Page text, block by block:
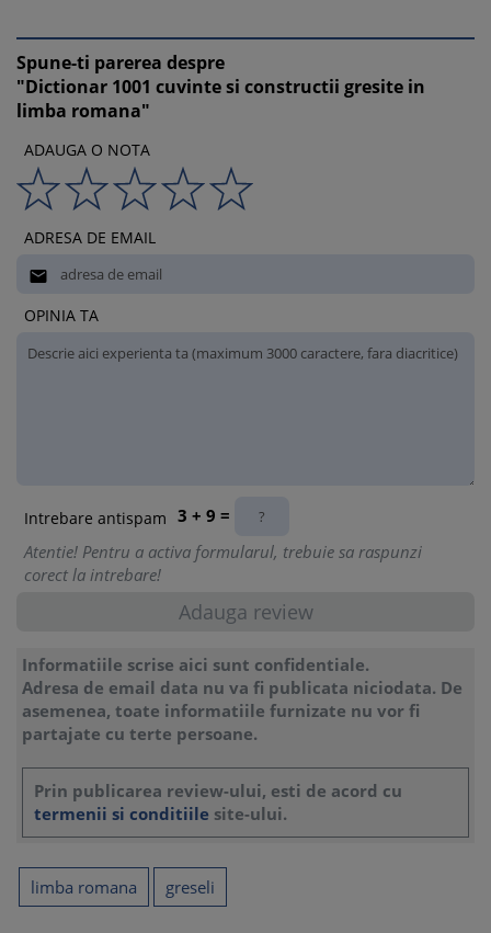
Spune-ti parerea despre
"Dictionar 1001 cuvinte si constructii gresite in
limba romana"
ADAUGA O NOTA
ADRESA DE EMAIL

OPINIA TA
Intrebare antispam 3 + 9 =
Atentie! Pentru a activa formularul, trebuie sa raspunzi
corect la intrebare!
Informatiile scrise aici sunt confidentiale.
Adresa de email data nu va fi publicata niciodata. De
asemenea, toate informatiile furnizate nu vor fi
partajate cu terte persoane.
Prin publicarea review-ului, esti de acord cu
termenii si conditiile site-ului.
limba romana greseli